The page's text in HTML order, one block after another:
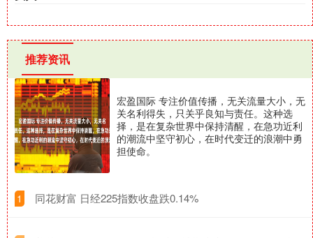
推荐资讯
宏盈国际 专注价值传播，无关流量大小，无
关名利得失，只关乎良知与责任。这种选
择，是在复杂世界中保持清醒，在急功近利
的潮流中坚守初心，在时代变迁的浪潮中勇
担使命。
1 ​同花财富 日经225指数收盘跌0.14%